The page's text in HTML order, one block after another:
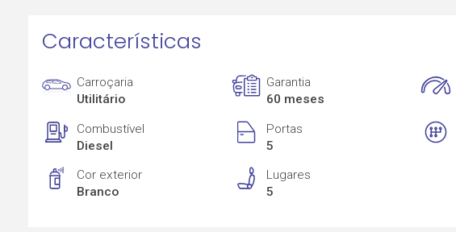
Características
Carroçaria
Utilitário
Garantia
60 meses
Combustível
Diesel
Portas
5
Cor exterior
Branco
Lugares
5